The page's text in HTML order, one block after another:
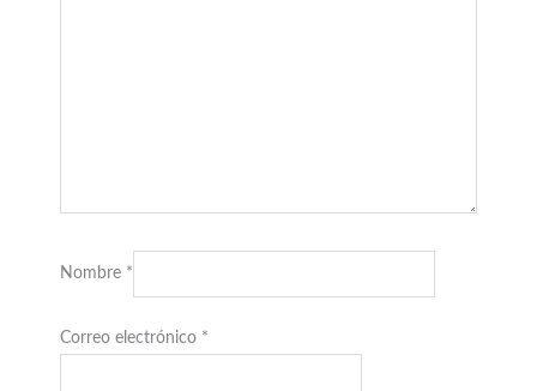
Nombre *
Correo electrónico *